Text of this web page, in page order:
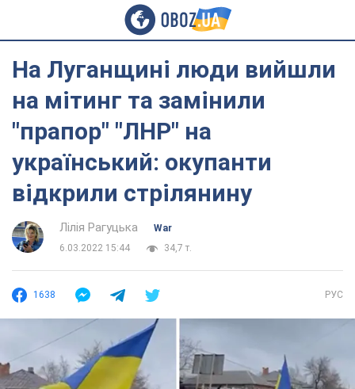
На Луганщині люди вийшли
на мітинг та замінили
"прапор" "ЛНР" на
український: окупанти
відкрили стрілянину
Лілія Рагуцька
War
6.03.2022 15:44
34,7 т.
1638 РУС